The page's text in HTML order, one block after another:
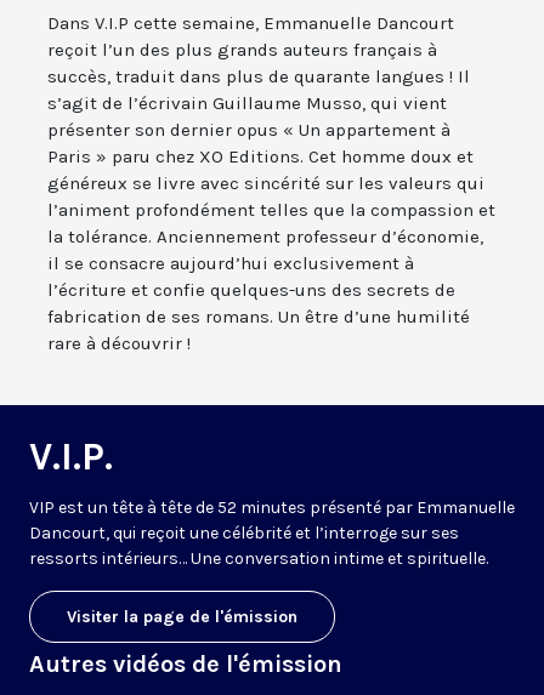
Dans V.I.P cette semaine, Emmanuelle Dancourt
reçoit l’un des plus grands auteurs français à
succès, traduit dans plus de quarante langues ! Il
s’agit de l’écrivain Guillaume Musso, qui vient
présenter son dernier opus « Un appartement à
Paris » paru chez XO Editions. Cet homme doux et
généreux se livre avec sincérité sur les valeurs qui
l’animent profondément telles que la compassion et
la tolérance. Anciennement professeur d’économie,
il se consacre aujourd’hui exclusivement à
l’écriture et confie quelques-uns des secrets de
fabrication de ses romans. Un être d’une humilité
rare à découvrir !
V.I.P.
VIP est un tête à tête de 52 minutes présenté par Emmanuelle
Dancourt, qui reçoit une célébrité et l’interroge sur ses
ressorts intérieurs… Une conversation intime et spirituelle.
Visiter la page de l'émission
Autres vidéos de l'émission